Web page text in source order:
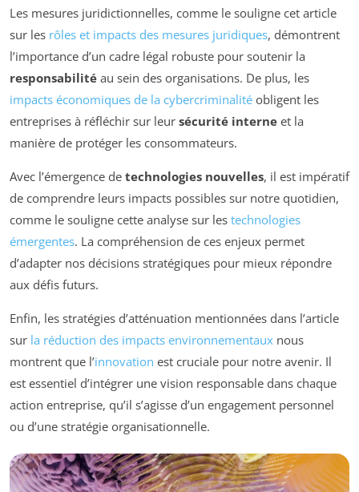
Les mesures juridictionnelles, comme le souligne cet article
sur les rôles et impacts des mesures juridiques, démontrent
l’importance d’un cadre légal robuste pour soutenir la
responsabilité au sein des organisations. De plus, les
impacts économiques de la cybercriminalité obligent les
entreprises à réfléchir sur leur sécurité interne et la
manière de protéger les consommateurs.
Avec l’émergence de technologies nouvelles, il est impératif
de comprendre leurs impacts possibles sur notre quotidien,
comme le souligne cette analyse sur les technologies
émergentes. La compréhension de ces enjeux permet
d’adapter nos décisions stratégiques pour mieux répondre
aux défis futurs.
Enfin, les stratégies d’atténuation mentionnées dans l’article
sur la réduction des impacts environnementaux nous
montrent que l’innovation est cruciale pour notre avenir. Il
est essentiel d’intégrer une vision responsable dans chaque
action entreprise, qu’il s’agisse d’un engagement personnel
ou d’une stratégie organisationnelle.